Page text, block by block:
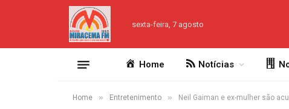
sexta-feira, 7 agosto
Home Notícias
Home » Entretenimento » Neil Gaiman e ex-mulher são